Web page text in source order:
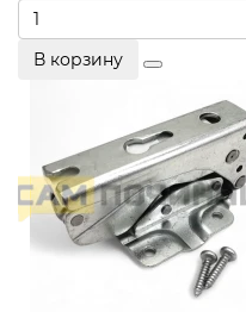
В корзину